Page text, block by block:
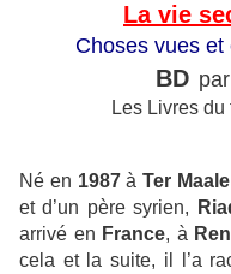
La vie
Choses vues
BD par
Les Livres
Né en 1987àTer
et d’un père syrien,
arrivé en France, à
cela et la suite, il l’a